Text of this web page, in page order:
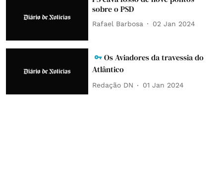
sobre o PSD
Rafael Barbosa 02 Jan 2024
Os Aviadores da travessia do
Atlântico
Redação DN 01 Jan 2024